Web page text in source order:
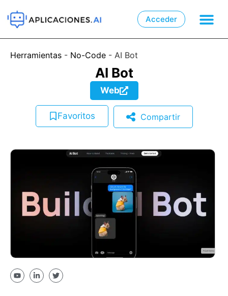
Acceder
Herramientas - No-Code - AI Bot
AI Bot
Web
Favoritos Compartir